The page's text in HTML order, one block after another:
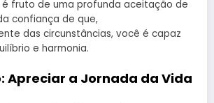
é fruto de uma profunda aceitação de
confiança de que,
das circunstâncias, você é capaz
e harmonia.
Apreciar a Jornada da Vida